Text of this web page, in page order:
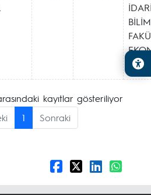
kayıtlar gösteriliyor
1 Sonraki